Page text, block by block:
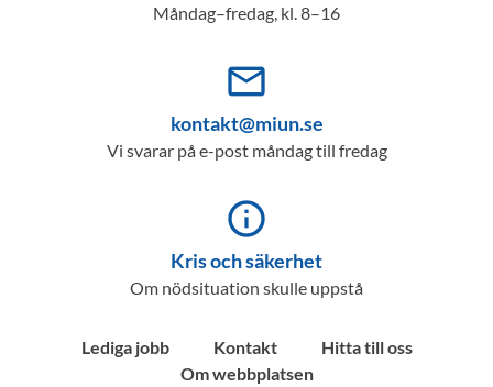
Måndag–fredag, kl. 8–16
mail_outline
kontakt@miun.se
Vi svarar på e-post måndag till fredag
info_outline
Kris och säkerhet
Om nödsituation skulle uppstå
Lediga jobb Kontakt
Hitta till oss
Om webbplatsen